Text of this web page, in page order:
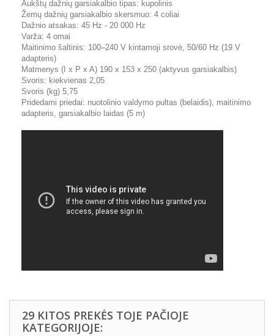
Aukštų dažnių garsiakalbio tipas: kupolinis
Žemų dažnių garsiakalbio skersmuo: 4 coliai
Dažnio atsakas: 45 Hz - 20 000 Hz
Varža: 4 omai
Maitinimo šaltinis: 100–240 V kintamoji srovė, 50/60 Hz (19 V
adapteris)
Matmenys (I x P x A) 190 x 153 x 250 (aktyvus garsiakalbis)
Svoris: kiekvienas 2,05
Svoris (kg) 5,75
Pridedami priedai: nuotolinio valdymo pultas (belaidis), maitinimo
adapteris, garsiakalbio laidas (5 m)
29 KITOS PREKĖS TOJE PAČIOJE
KATEGORIJOJE: